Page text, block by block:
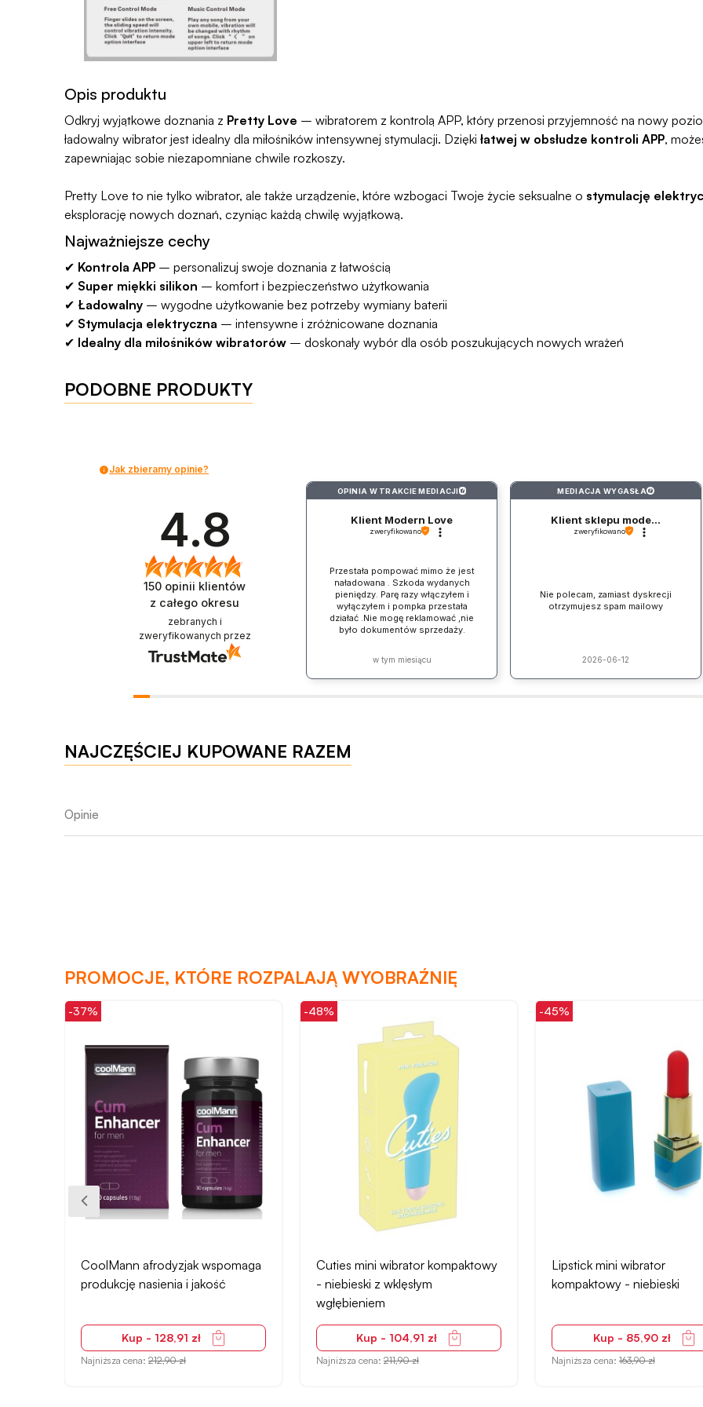
Opis produktu
Odkryj wyjątkowe doznania z Pretty Love – wibratorem z kontrolą APP, który przenosi przyjemność na nowy
ładowalny wibrator jest idealny dla miłośników intensywnej stymulacji. Dzięki łatwej w obsłudze kontroli APP,
zapewniając sobie niezapomniane chwile rozkoszy.
Pretty Love to nie tylko wibrator, ale także urządzenie, które wzbogaci Twoje życie seksualne o stymulację
eksplorację nowych doznań, czyniąc każdą chwilę wyjątkową.
Najważniejsze cechy
✔ Kontrola APP – personalizuj swoje doznania z łatwością
✔ Super miękki silikon – komfort i bezpieczeństwo użytkowania
✔ Ładowalny – wygodne użytkowanie bez potrzeby wymiany baterii
✔ Stymulacja elektryczna – intensywne i zróżnicowane doznania
✔ Idealny dla miłośników wibratorów – doskonały wybór dla osób poszukujących nowych wrażeń
PODOBNE PRODUKTY
Jak zbieramy opinie?
4.8
150 opinii klientów
z całego okresu
zebranych i
zweryfikowanych przez
OPINIA W TRAKCIE MEDIACJI ?
Klient Modern Love
zweryfikowano
Przestała pompować mimo że jest
naładowana . Szkoda wydanych
pieniędzy. Parę razy włączyłem i
wyłączyłem i pompka przestała
działać .Nie mogę reklamować ,nie
było dokumentów sprzedaży.
w tym miesiącu
MEDIACJA WYGASŁA ?
Klient sklepu mode...
zweryfikowano
Nie polecam, zamiast dyskrecji
otrzymujesz spam mailowy
2026-06-12
NAJCZĘŚCIEJ KUPOWANE RAZEM
Opinie
PROMOCJE, KTÓRE ROZPALAJĄ WYOBRAŹNIĘ
-48%
Cuties mini wibrator kompaktowy
- niebieski z wklęsłym
Kup - 104,91 zł
Najniższa cena: 211,90 zł
-45%
Lipstick mini wibrator
kompaktowy - niebieski
Kup - 85,90 zł
Najniższa cena: 163,90 zł
-31%
Chic Strap-On Shorts
– podwójny zamek, kieszeń
Kup - 101,90 zł
Najniższa cena:154,90 zł